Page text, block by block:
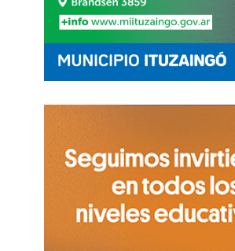
Activos Extranjeros del
de EE.UU.revocó este martes las
temporales a la venta de petróleo
adoptadas bajo el
entendimiento. Tras el anuncio
subieron un 5,07 %, hasta
los 75 dólares por barril, por
En paralelo, el viceministro iraní